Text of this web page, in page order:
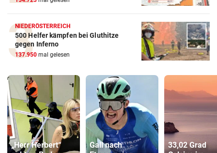
NIEDERÖSTERREICH
500 Helfer kämpfen bei Gluthitze
gegen Inferno
137.950 mal gelesen
„Herr Herbert“
Gall nach
33,02 Grad